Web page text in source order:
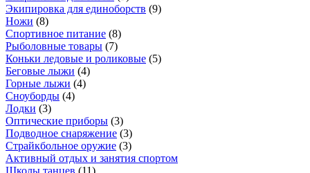
Экипировка для единоборств (9)
Ножи (8)
Спортивное питание (8)
Рыболовные товары (7)
Коньки ледовые и роликовые (5)
Беговые лыжи (4)
Горные лыжи (4)
Сноуборды (4)
Лодки (3)
Оптические приборы (3)
Подводное снаряжение (3)
Страйкбольное оружие (3)
Активный отдых и занятия спортом